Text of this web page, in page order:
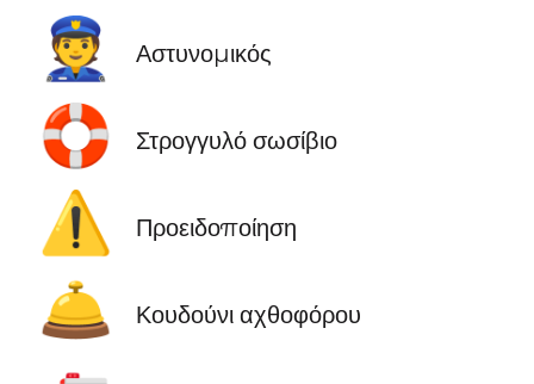
👮 Αστυνομικός
🛟 Στρογγυλό σωσίβιο
⚠️ Προειδοποίηση
🛎️ Κουδούνι αχθοφόρου